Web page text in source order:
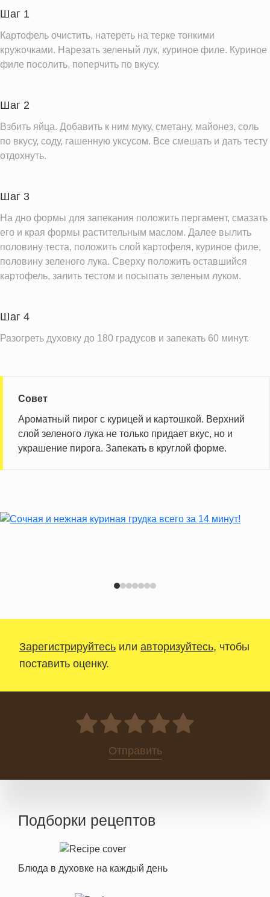
Пищевые волокна
Холестерин
Вода
199.7 г
Натрий
379.1 мг
Кальций
Железо
5.4 мг
Калий
740.9 мг
Витамин Д
1.5 IU
Витамин Е
5.1 мг
Насыщенные жиры
8.5 г
Шаг 1
Картофель очистить, натереть на терке тонкими
кружочками. Нарезать зеленый лук, куриное филе. Куриное
филе посолить, поперчить по вкусу.
Шаг 2
Взбить яйца. Добавить к ним муку, сметану, майонез, соль
по вкусу, соду, гашенную уксусом. Все смешать и дать тесту
отдохнуть.
Шаг 3
На дно формы для запекания положить пергамент, смазать
его и края формы растительным маслом. Далее вылить
половину теста, положить слой картофеля, куриное филе,
половину зеленого лука. Сверху положить оставшийся
картофель, залить тестом и посыпать зеленым луком.
Шаг 4
Разогреть духовку до 180 градусов и запекать 60 минут.
Совет
Ароматный пирог с курицей и картошкой. Верхний
слой зеленого лука не только придает вкус, но и
украшение пирога. Запекать в круглой форме.
Зарегистрируйтесь или авторизуйтесь, чтобы
поставить оценку.
0
Отправить
Подборки рецептов
Блюда в духовке на каждый день